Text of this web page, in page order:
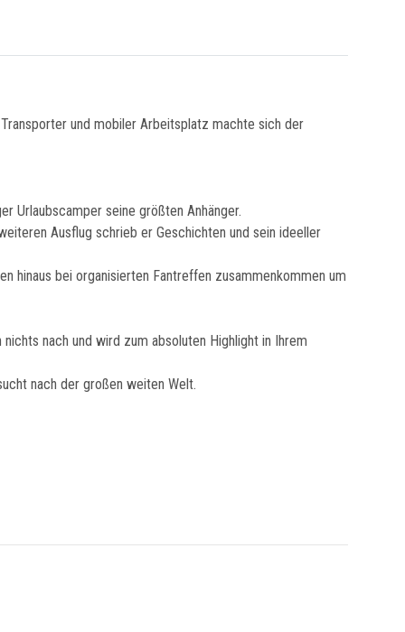
und mobiler Arbeitsplatz machte sich der
Urlaubscamper seine größten Anhänger.
Ausflug schrieb er Geschichten und sein ideeller
hinaus bei organisierten Fantreffen zusammenkommen um
nach und wird zum absoluten Highlight in Ihrem
nach der großen weiten Welt.